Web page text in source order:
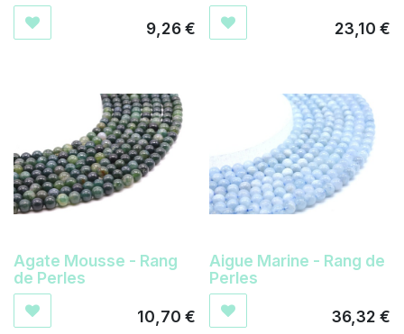
9,26€ 23,10 €
Agate Mousse - Rang
de Perles
10,70 €
Aigue Marine - Rang de
Perles
36,32 €